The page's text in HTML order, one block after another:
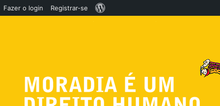
Fazer o login Registrar-se